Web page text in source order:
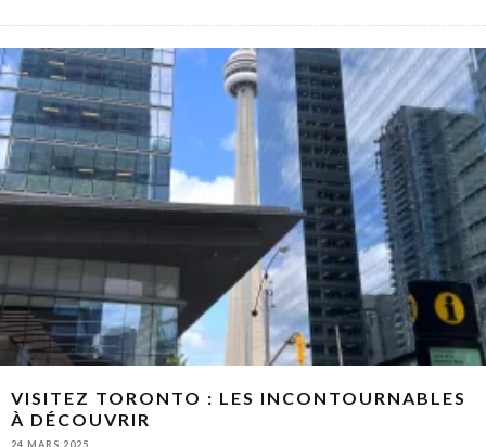
VISITEZ TORONTO : LES INCONTOURNABLES
À DÉCOUVRIR